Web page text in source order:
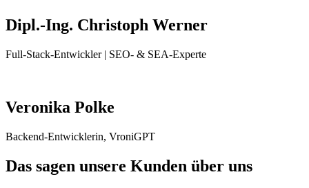
Dipl.-Ing. Christoph Werner
Full-Stack-Entwickler | SEO- & SEA-Experte
Veronika Polke
Backend-Entwicklerin, VroniGPT
Das sagen unsere Kunden über uns